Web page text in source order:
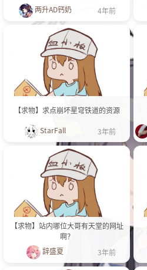
两升AD钙奶 4年前
【求物】求点崩坏星穹铁道的资源
StarFall 3年前
【求物】站内哪位大哥有天堂的网址
啊？
辞盛夏
3年前